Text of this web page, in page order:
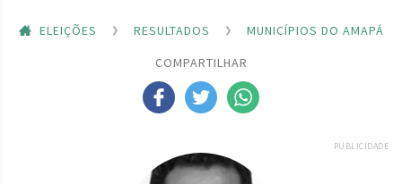
ELEIÇÕES RESULTADOS
MUNICÍPIOS DO AMAPÁ
COMPARTILHAR
PUBLICIDADE